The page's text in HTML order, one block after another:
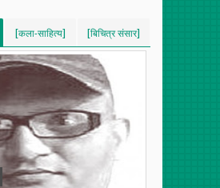
[कला-साहित्य]
[VERTICAL]
[बिचित्र संसार]
[VERTICAL]
[RECENT][5]